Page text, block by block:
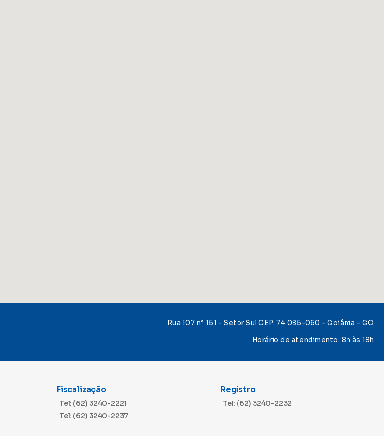
Rua 107 n° 151 - Setor Sul CEP: 74.085-060 - Goiânia - GO
Horário de atendimento: 8h às 18h
Fiscalização
Tel: (62) 3240-2221
Tel: (62) 3240-2237
Registro
Tel: (62) 3240-2232